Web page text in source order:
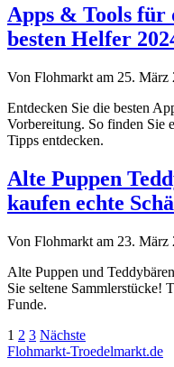
Apps & Tools für
besten Helfer
Von Flohmarkt am 25. März
Entdecken Sie die besten
Vorbereitung. So finden Sie
Tipps entdecken.
Alte Puppen
kaufen echte
Von Flohmarkt am 23. März
Alte Puppen und
Sie seltene Sammlerstücke!
Funde.
1 2 3 Nächste
Flohmarkt-Troedelmarkt.de